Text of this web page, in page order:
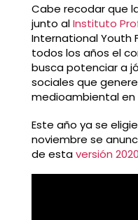
Cabe recodar que
junto alInstituto
International Youth
todos los años el
busca potenciar a
sociales que
medioambiental en
Este año ya se
noviembre se
de estaversión 2020